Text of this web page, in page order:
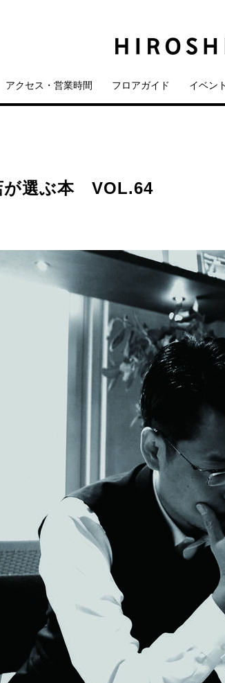
アクセス・営業時間 フロアガイド イベント
が選ぶ本 VOL.64